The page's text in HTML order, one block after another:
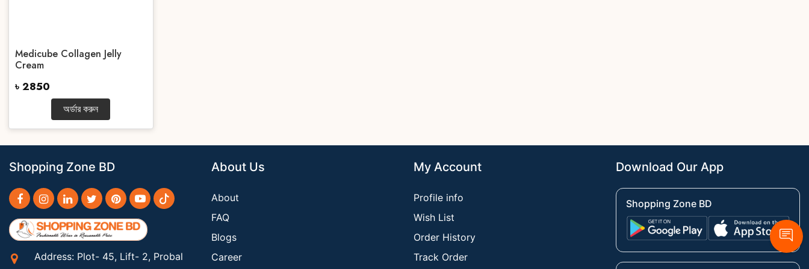
Medicube Collagen Jelly
Cream
৳ 2850
অর্ডার করুন
Shopping Zone BD
Address: Plot- 45, Lift- 2, Probal
About Us
About
FAQ
Blogs
Career
My Account
Profile info
Wish List
Order History
Track Order
Download Our App
Shopping Zone BD